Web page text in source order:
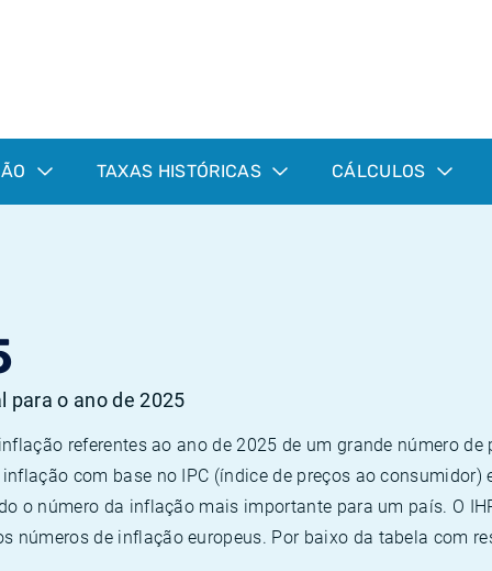
TAXAS HISTÓRICAS CÁLCULOS
para o ano de 2025
referentes ao ano de 2025 de um grande número
com base no IPC (índice de preços ao consumidor)
o número da inflação mais importante para um país. O
números de inflação europeus. Por baixo da tabela com